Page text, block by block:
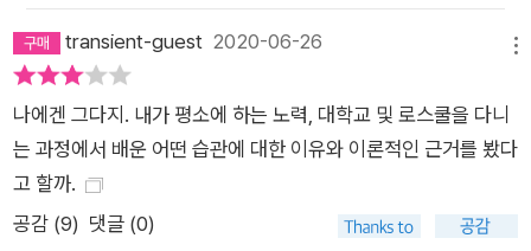
transient-guest 2020-06-26
나에겐 그다지. 내가 평소에 하는 노력, 대학교 및 로스쿨을 다니
는 과정에서 배운 어떤 습관에 대한 이유와 이론적인 근거를 봤다
고 할까.
공감 (9) 댓글 (0)